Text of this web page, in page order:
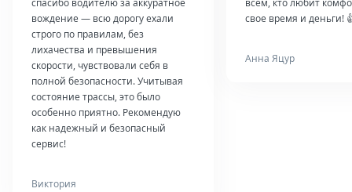
спасибо водителю за аккуратное
вождение — всю дорогу ехали
строго по правилам, без
лихачества и превышения
скорости, чувствовали себя в
полной безопасности. Учитывая
состояние трассы, это было
особенно приятно. Рекомендую
как надежный и безопасный
сервис!
Виктория
всем, кто любит
свое время и деньги!
Анна Яцур